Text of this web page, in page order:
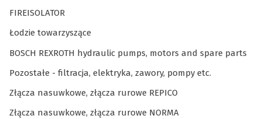
FIREISOLATOR
Łodzie towarzyszące
BOSCH REXROTH hydraulic pumps, motors and spare parts
Pozostałe - filtracja, elektryka, zawory, pompy etc.
Złącza nasuwkowe, złącza rurowe REPICO
Złącza nasuwkowe, złącza rurowe NORMA